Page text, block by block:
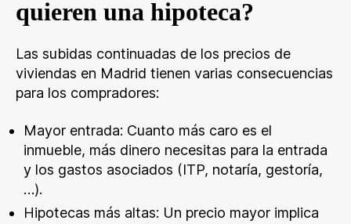
quieren una hipoteca?
Las subidas continuadas de los precios de
viviendas en Madrid tienen varias consecuencias
para los compradores:
Mayor entrada: Cuanto más caro es el
inmueble, más dinero necesitas para la entrada
y los gastos asociados (ITP, notaría, gestoría,
…).
Hipotecas más altas: Un precio mayor implica